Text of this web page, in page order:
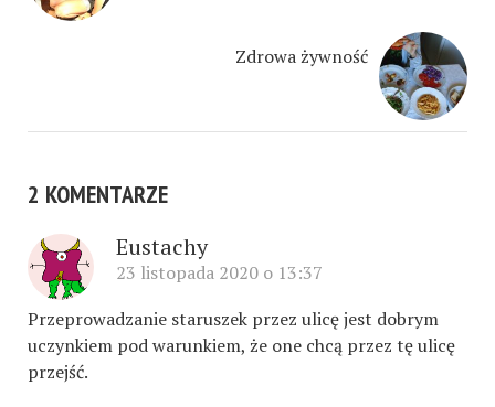
Zdrowa żywność
2 KOMENTARZE
Eustachy
23 listopada 2020 o 13:37
Przeprowadzanie staruszek przez ulicę jest dobrym
uczynkiem pod warunkiem, że one chcą przez tę ulicę
przejść.